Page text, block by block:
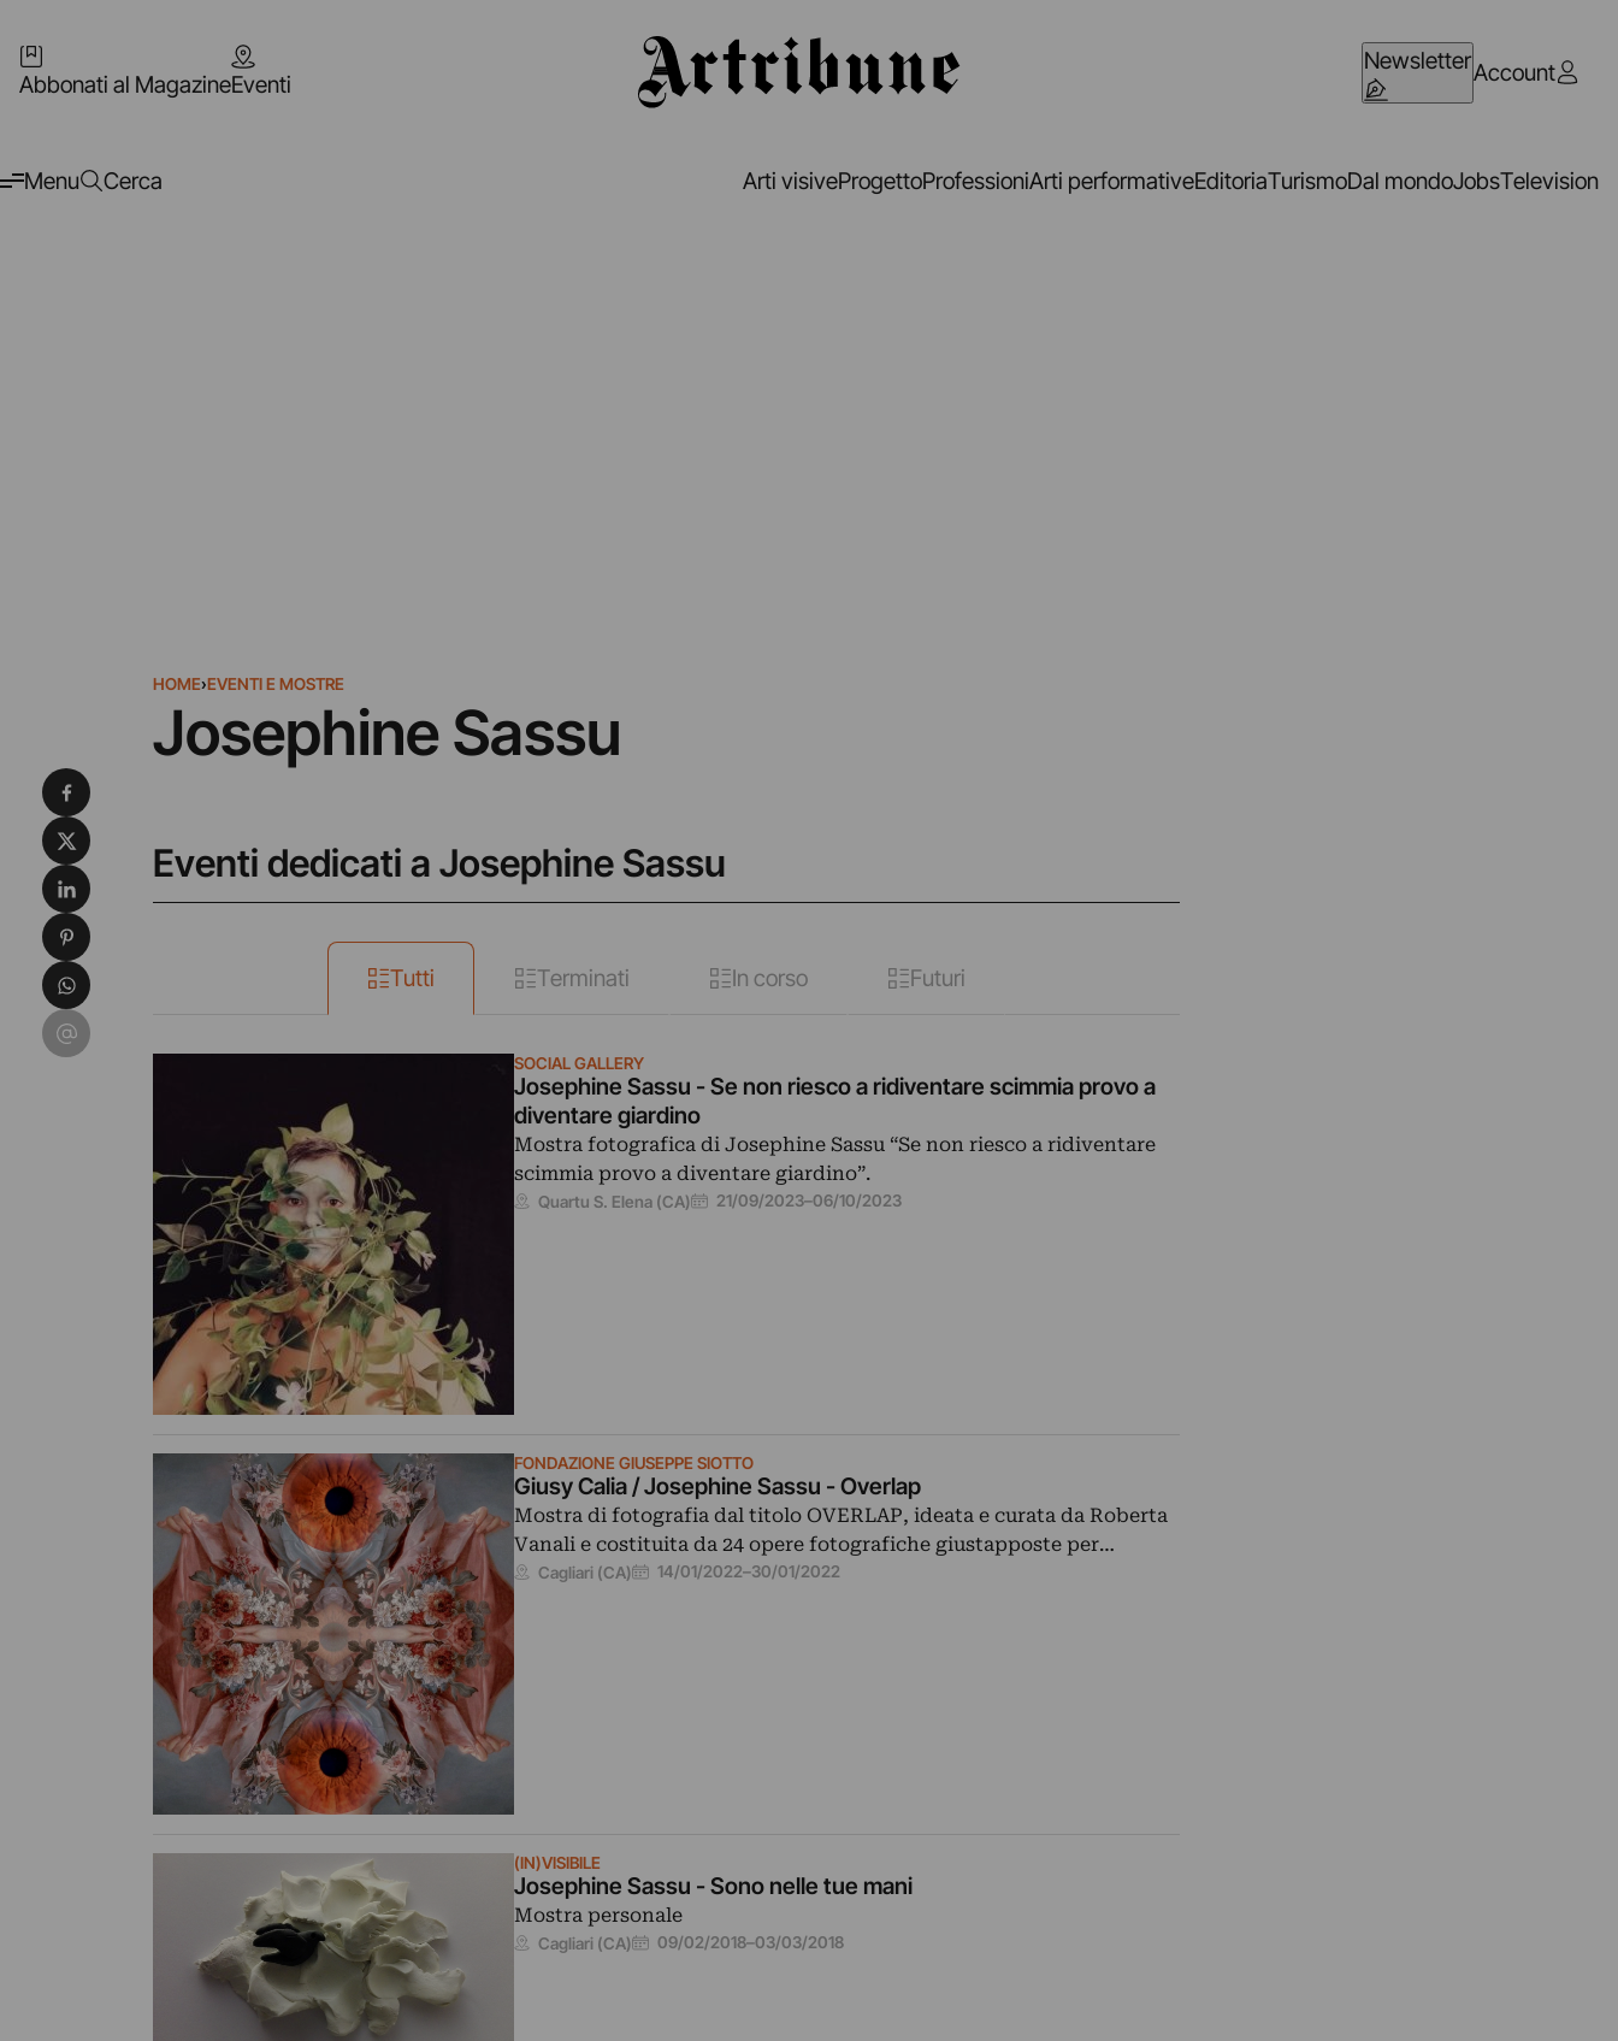
Abbonati al MagazineEventi
NewsletterAccount
Menu Cerca Arti visiveProgettoProfessioniArti performativeEditoriaTurismoDal mondoJobsTelevision
HOME›EVENTI E MOSTRE
Josephine Sassu
Eventi dedicati a Josephine Sassu
Tutti Terminati In corso Futuri
SOCIAL GALLERY
Josephine Sassu - Se non riesco a ridiventare scimmia provo a
diventare giardino
Mostra fotografica di Josephine Sassu “Se non riesco a ridiventare
scimmia provo a diventare giardino”.
Quartu S. Elena (CA) 21/09/2023–06/10/2023
FONDAZIONE GIUSEPPE SIOTTO
Giusy Calia / Josephine Sassu - Overlap
Mostra di fotografia dal titolo OVERLAP, ideata e curata da Roberta
Vanali e costituita da 24 opere fotografiche giustapposte per…
Cagliari (CA) 14/01/2022–30/01/2022
(IN)VISIBILE
Josephine Sassu - Sono nelle tue mani
Mostra personale
Cagliari (CA) 09/02/2018–03/03/2018
Condividi su Facebook
Condividi su X
Condividi su LinkedIn
Condividi su Pinterest
Condividi su WhatsApp
Condividi su Email